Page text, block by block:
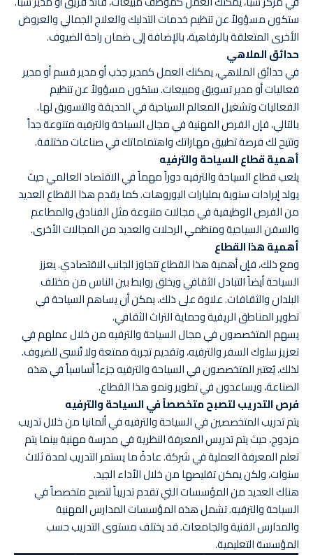
ستكون مسؤولاً عن تنظيم خدمات التدليك والعلاج الجمالي والعروض
الأخرى المتعلقة بالرفاهية، بالإضافة إلى ضمان راحة الضيوف.
حدائق الملاهي
في حدائق الملاهي، يمكنك العمل كمدير جذب أو مدير قسم أو مدير
فعاليات أو مدير تسويق ومبيعات. ستكون مسؤولاً عن تنظيم
الفعاليات وتشغيل المعالم السياحية في الحديقة والتسويق لها.
بالتالي، فإن الفرص المهنية في مجال السياحة والترفيه متنوعة جداً
وتتيح لك فرصة تطبيق مهاراتك واهتماماتك في صناعات مختلفة.
أهمية قطاع السياحة والترفيه
يلعب قطاع السياحة والترفيه دوراً مهماً في الاقتصاد العالمي حيث
يولد إيرادات سنوية بمليارات اليوروهات. كما يقدم هذا القطاع العديد
من الفرص الوظيفية في مجالات متنوعة مثل الفنادق والمطاعم
والسفن السياحية ومنظمي الرحلات والعديد من المجالات الأخرى.
أهمية هذا القطاع
ومع ذلك، فإن أهمية هذا القطاع تتجاوز الجانب الاقتصادي. يعزز
السياحة أيضاً التبادل الثقافي ويخلق روابط بين الناس من مختلف
البلدان والثقافات. علاوة على ذلك، يمكن أن يساهم السياحة في
تطوير المناطق الريفية وحماية التراث الثقافي.
يسهم المتخصصون في مجال السياحة والترفيه من خلال عملهم في
تعزيز سلوك السفر والترفيه، وتقديم تجربة ممتعة ولا تُنسى للضيوف.
لذلك، يُعتبر المتخصصون في السياحة والترفيه جزءاً أساسياً في هذه
الصناعة، ويساعدون في تطوير ونمو هذا القطاع.
فرص التدريب لتصبح متخصصاً في السياحة والترفيه
يتم تدريب المتخصصين في السياحة والترفيه في ألمانيا من خلال تدريب
مزدوج، حيث يتم تدريس المعرفة النظرية في مدرسة مهنية بينما يتم
تعلم المعرفة العملية في شركة. عادةً ما يستمر التدريب لمدة ثلاث
سنوات، ولكن يمكن تقليصها من خلال الأداء الجيد.
هناك العديد من المؤسسات التي تقدم تدريباً لتصبح متخصصاً في
السياحة والترفيه. تشمل هذه المؤسسات المدارس المهنية
والمدارس الفنية والجامعات. قد يختلف مستوى التدريب حسب
المؤسسة التعليمية.